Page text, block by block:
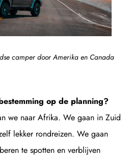
camper door Amerika en Canada
op de planning?
we naar Afrika. We gaan in Zuid
lekker rondreizen. We gaan
te spotten en verblijven